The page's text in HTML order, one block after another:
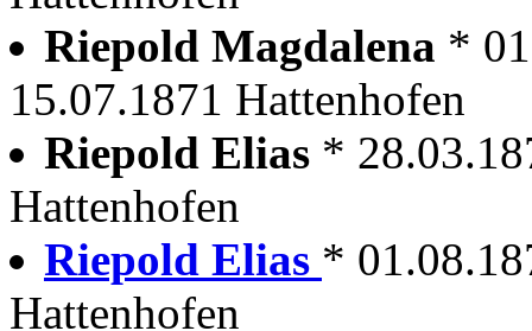
Riepold Magdalena *
15.07.1871 Hattenhofen
Riepold Elias *
Hattenhofen
Riepold Elias *
Hattenhofen